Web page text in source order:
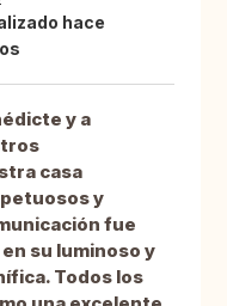
hace
y a
casa
y
fue
su luminoso y
Todos los